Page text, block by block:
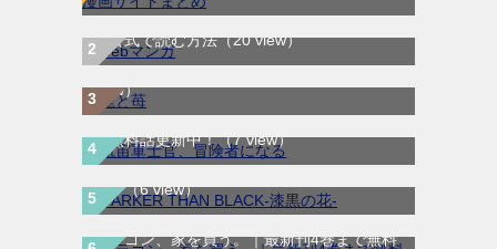
WEB漫画サイト一覧｜ブラウザで無料漫画
を公式で読む方法（20 view）
龍と苺｜最新刊第4巻！全巻無料で読める公
式マンガアプリ＿サンデーうぇぶり（10
view）
航宙軍士官、冒険者になる｜最新刊第6巻！
第5巻まで無料で読めるマンガアプリ！※順
次無料話更新中！（7 view）
DARKER THAN BLACK-漆黒の花-｜全4巻完
結！マンガUP!で最終巻まで全巻無料配信
中！（6 view）
ドラゴン、家を買う。｜最新刊4巻まで無料